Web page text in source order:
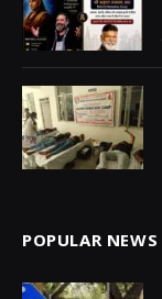
POPULAR NEWS